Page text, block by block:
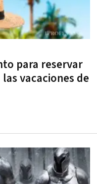
para reservar
vacaciones de